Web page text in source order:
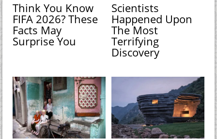
Think You Know
FIFA 2026? These
Facts May
Surprise You
Scientists
Happened Upon
The Most
Terrifying
Discovery